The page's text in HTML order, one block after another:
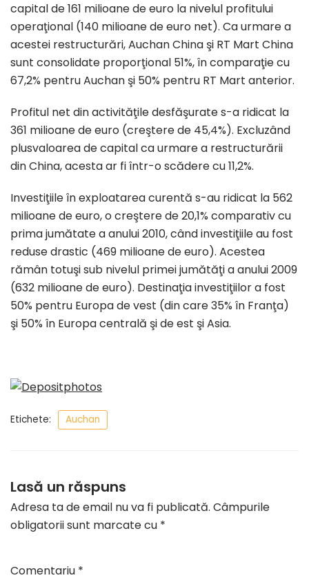
capital de 161 milioane de euro la nivelul profitului
operaţional (140 milioane de euro net). Ca urmare a
acestei restructurări, Auchan China şi RT Mart China
sunt consolidate proporţional 51%, în comparaţie cu
67,2% pentru Auchan şi 50% pentru RT Mart anterior.
Profitul net din activităţile desfăşurate s-a ridicat la
361 milioane de euro (creştere de 45,4%). Excluzând
plusvaloarea de capital ca urmare a restructurării
din China, acesta ar fi într-o scădere cu 11,2%.
Investiţiile în exploatarea curentă s-au ridicat la 562
milioane de euro, o creştere de 20,1% comparativ cu
prima jumătate a anului 2010, când investiţiile au fost
reduse drastic (469 milioane de euro). Acestea
rămân totuşi sub nivelul primei jumătăţi a anului 2009
(632 milioane de euro). Destinaţia investiţiilor a fost
50% pentru Europa de vest (din care 35% în Franţa)
şi 50% în Europa centrală şi de est şi Asia.
Etichete: Auchan
Lasă un răspuns
Adresa ta de email nu va fi publicată. Câmpurile
obligatorii sunt marcate cu *
Comentariu *